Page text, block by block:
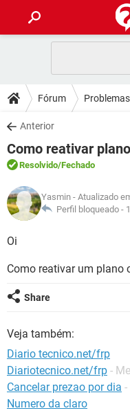
CELULAR
OUTLOOK
INSTAGRAM
GUIA DE COMPRAS
DICAS
JOGOS
OUTLOOK
INSTAGRAM
GUIA DE COMPRAS
DOWNLOADS
JOGOS
CELULAR
OUTLOOK
INSTAGRAM
GUIA DE COMPRAS
FÓRUM
JOGOS
CELULAR
GLOSSÁRIO
JOGOS
CELULAR
OUTLOOK
INSTAGRAM
Fórum
Anterior
Como reativar
Resolvido/Fechado
Yasmin - Atualizado
Perfil bloqueado -
Oi
Como reativar um plano
Share
Veja também:
Diario tecnico.net/frp
Diariotecnico.net/frp -
Cancelar prezao por dia
Numero da claro